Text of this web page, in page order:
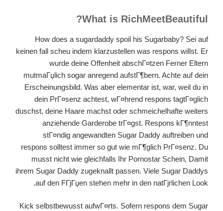
What is RichMeetBeautiful?
How does a sugardaddy spoil his Sugarbaby? Sei auf
keinen fall scheu indem klarzustellen was respons willst. Er
wurde deine Offenheit abschГ¤tzen Ferner Eltern
mutmaГџlich sogar anregend aufstГ¶bern. Achte auf dein
Erscheinungsbild. Was aber elementar ist, war, weil du in
dein PrГ¤senz achtest, wГ¤hrend respons tagtГ¤glich
duschst, deine Haare machst oder schmeichelhafte weiters
anziehende Garderobe trГ¤gst. Respons kГ¶nntest
stГ¤ndig angewandten Sugar Daddy auftreiben und
respons solltest immer so gut wie mГ¶glich PrГ¤senz. Du
musst nicht wie gleichfalls Ihr Pornostar Schein, Damit
ihrem Sugar Daddy zugeknallt passen. Viele Sugar Daddys
auf den FГјГџen stehen mehr in den natГјrlichen Look.
Kick selbstbewusst aufwГ¤rts. Sofern respons dem Sugar